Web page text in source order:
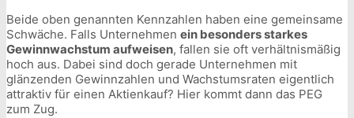
Beide oben genannten Kennzahlen haben eine gemeinsame
Schwäche. Falls Unternehmen ein besonders starkes
Gewinnwachstum aufweisen, fallen sie oft verhältnismäßig
hoch aus. Dabei sind doch gerade Unternehmen mit
glänzenden Gewinnzahlen und Wachstumsraten eigentlich
attraktiv für einen Aktienkauf? Hier kommt dann das PEG
zum Zug.